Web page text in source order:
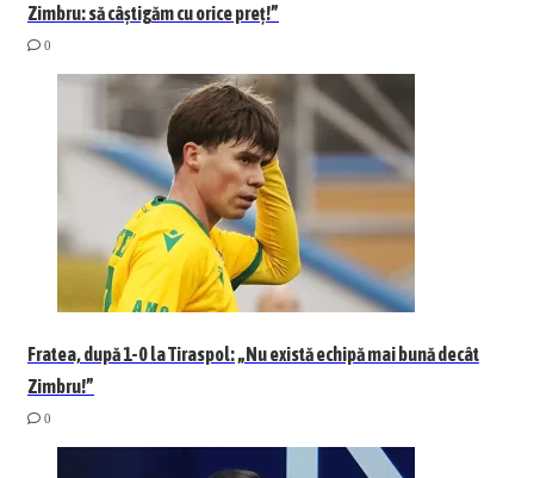
Zimbru: să câștigăm cu orice preț!”
0
Fratea, după 1-0 la Tiraspol: „Nu există echipă mai bună decât
Zimbru!”
0